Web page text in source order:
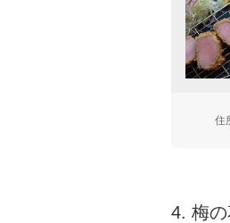
住
4. 梅